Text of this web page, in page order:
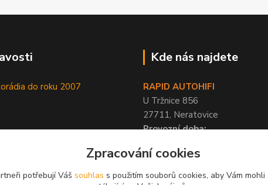
do roku 2007
Kde nás najdete
RAPID AUTOHIFI
U Tržnice 856
27711, Neratovice
Provozní doba:
Zpracování cookies
potřebují Váš souhlas s použitím souborů cookies, aby Vám